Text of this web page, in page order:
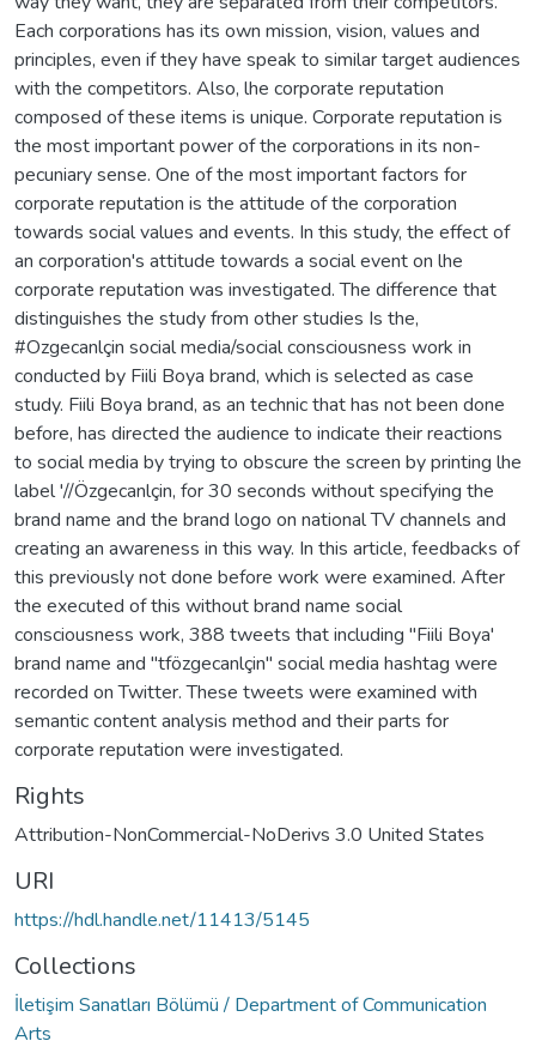
Each corporations has its own mission, vision, values and
principles, even if they have speak to similar target audiences
with the competitors. Also, lhe corporate reputation
composed of these items is unique. Corporate reputation is
the most important power of the corporations in its non-
pecuniary sense. One of the most important factors for
corporate reputation is the attitude of the corporation
towards social values and events. In this study, the effect of
an corporation's attitude towards a social event on lhe
corporate reputation was investigated. The difference that
distinguishes the study from other studies Is the,
#Ozgecanlçin social media/social consciousness work in
conducted by Fiili Boya brand, which is selected as case
study. Fiili Boya brand, as an technic that has not been done
before, has directed the audience to indicate their reactions
to social media by trying to obscure the screen by printing lhe
label '//Özgecanlçin, for 30 seconds without specifying the
brand name and the brand logo on national TV channels and
creating an awareness in this way. In this article, feedbacks of
this previously not done before work were examined. After
the executed of this without brand name social
consciousness work, 388 tweets that including "Fiili Boya'
brand name and "tfözgecanlçin" social media hashtag were
recorded on Twitter. These tweets were examined with
semantic content analysis method and their parts for
corporate reputation were investigated.
Rights
Attribution-NonCommercial-NoDerivs 3.0 United States
URI
https://hdl.handle.net/11413/5145
Collections
İletişim Sanatları Bölümü / Department of Communication
Arts